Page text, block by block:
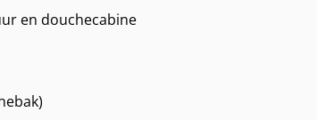
en douchecabine